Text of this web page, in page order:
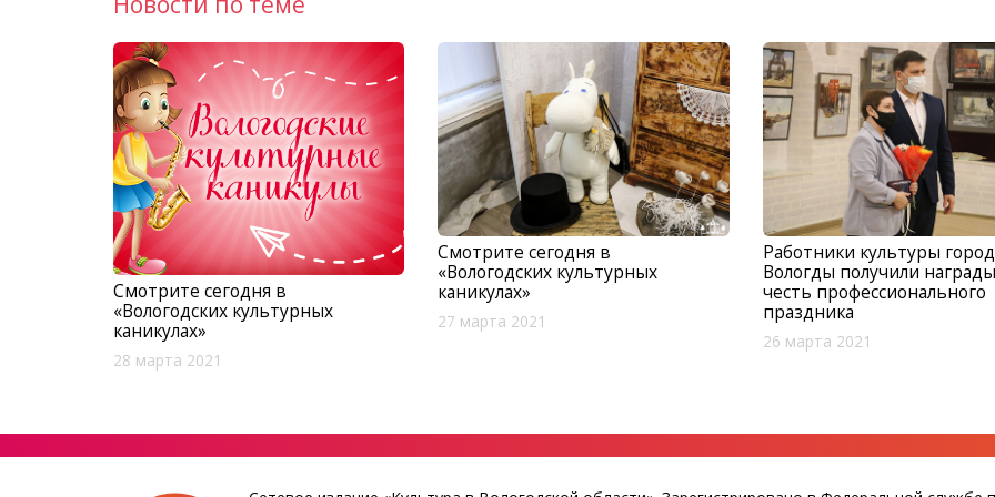
Смотрите сегодня в
«Вологодских культурных
каникулах»
28 марта 2021
Смотрите сегодня в
«Вологодских культурных
каникулах»
27 марта 2021
Работники культуры
Вологды получили
честь профессионального
праздника
26 марта 2021